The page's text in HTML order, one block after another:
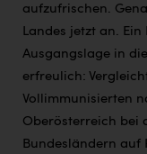
Wirtschaftskammer
ZGONC
ZULuft - Zukunft
Österreichisches
aufzufrischen.
Landes jetzt an.
Ausgangslage in
erfreulich:
Vollimmunisierten
Oberösterreich bei
Bundesländern auf